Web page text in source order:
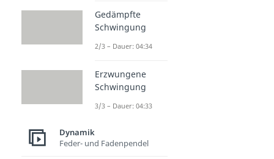
Gedämpfte
Schwingung
2/3 – Dauer: 04:34
Erzwungene
Schwingung
3/3 – Dauer: 04:33
Dynamik
Feder- und Fadenpendel